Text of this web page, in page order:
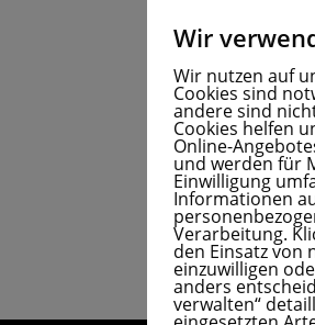
Wir
Wir nutzen auf
Cookies sind
andere sind
Cookies helfen
Online-
und werden für
Einwilligung
Informationen
Verarbeitung.
den Einsatz von
einzuwilligen
anders
verwalten“